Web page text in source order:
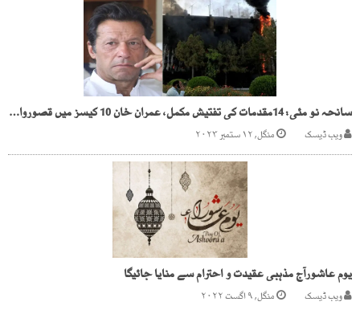
سانحہ نو مئی: 14مقدمات کی تفتیش مکمل، عمران خان 10 کیسز میں قصوروار قرار
ویب ڈیسک منگل, ۱۲ ستمبر ۲۰۲۳
یوم عاشورآج مذہبی عقیدت و احترام سے منایا جائیگا
ویب ڈیسک منگل, ۹ اگست ۲۰۲۲